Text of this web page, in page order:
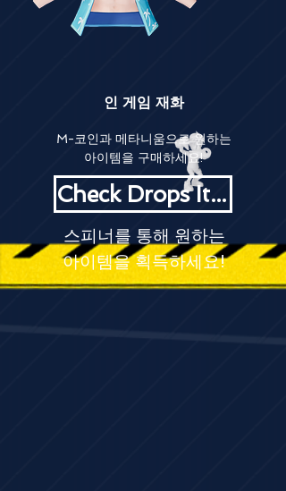
인 게임 재화
M-코인과 메타니움으로 원하는
아이템을 구매하세요!
Check Drops Items!
스피너를 통해 원하는
아이템을 획득하세요!